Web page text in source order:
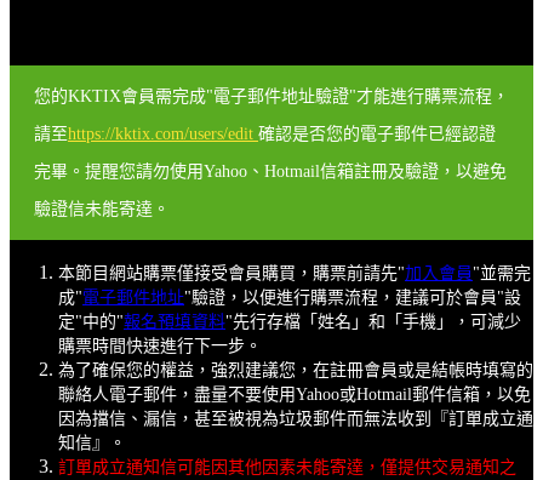
您的KKTIX會員需完成"電子郵件地址驗證"才能進行購票流程，
請至https://kktix.com/users/edit 確認是否您的電子郵件已經認證
完畢。提醒您請勿使用Yahoo、Hotmail信箱註冊及驗證，以避免
驗證信未能寄達。
本節目網站購票僅接受會員購買，購票前請先"加入會員 "並需完
成"電子郵件地址"驗證，以便進行購票流程，建議可於會員"設
定"中的"報名預填資料"先行存檔「姓名」和「手機」，可減少
購票時間快速進行下一步。
為了確保您的權益，強烈建議您，在註冊會員或是結帳時填寫的
聯絡人電子郵件，盡量不要使用Yahoo或Hotmail郵件信箱，以免
因為擋信、漏信，甚至被視為垃圾郵件而無法收到『訂單成立通
知信』。
訂單成立通知信可能因其他因素未能寄達，僅提供交易通知之